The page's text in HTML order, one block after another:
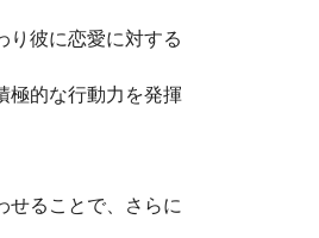
り彼に恋愛に対する
極的な行動力を発揮
せることで、さらに